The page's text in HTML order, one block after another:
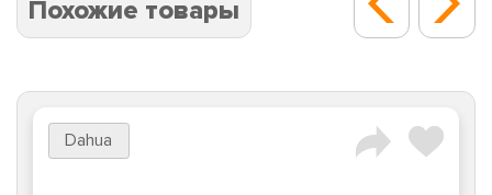
Похожие товары
Dahua